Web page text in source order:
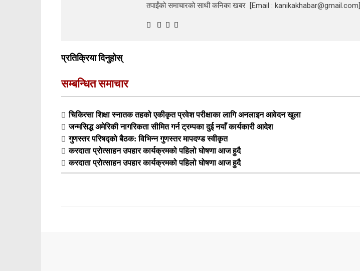
तपाईंको समाचारको साथी कनिका खबर [Email : kanikakhabar@gmail.com]
प्रतिक्रिया दिनुहोस्
सम्बन्धित समाचार
चिकित्सा शिक्षा स्नातक तहको एकीकृत प्रवेश परीक्षाका लागि अनलाइन आवेदन खुला
जन्मसिद्ध अमेरिकी नागरिकता सीमित गर्न ट्रम्पका दुई नयाँ कार्यकारी आदेश
गुणस्तर परिषद्को बैठक: विभिन्न गुणस्तर मापदण्ड स्वीकृत
करदाता प्रोत्साहन उपहार कार्यक्रमको पहिलो घोषणा आज हुदै
करदाता प्रोत्साहन उपहार कार्यक्रमको पहिलो घोषणा आज हुदै